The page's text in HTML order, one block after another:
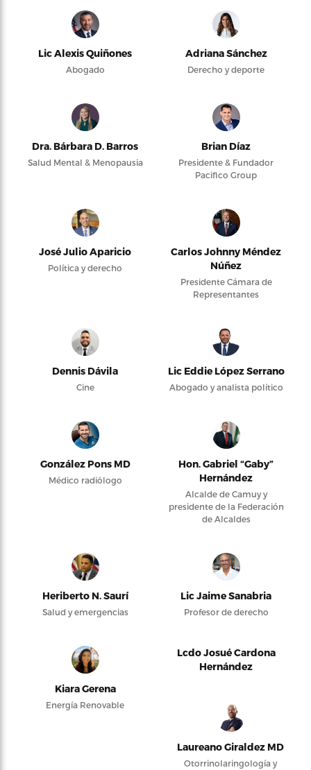
Lic Alexis Quiñones
Abogado
Adriana Sánchez
Derecho y deporte
Dra. Bárbara D. Barros
Salud Mental & Menopausia
Brian Díaz
Presidente & Fundador
Pacifico Group
José Julio Aparicio
Política y derecho
Carlos Johnny Méndez
Núñez
Presidente Cámara de
Representantes
Dennis Dávila
Cine
Lic Eddie López Serrano
Abogado y analista político
González Pons MD
Médico radiólogo
Hon. Gabriel “Gaby”
Hernández
Alcalde de Camuy y
presidente de la Federación
de Alcaldes
Heriberto N. Saurí
Salud y emergencias
Lic Jaime Sanabria
Profesor de derecho
Kiara Gerena
Energía Renovable
Lcdo Josué Cardona
Hernández
Laureano Giraldez MD
Otorrinolaringología y